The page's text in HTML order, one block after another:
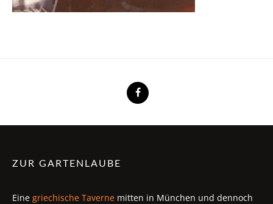
ZUR GARTENLAUBE
Eine griechische Taverne mitten in München und dennoch